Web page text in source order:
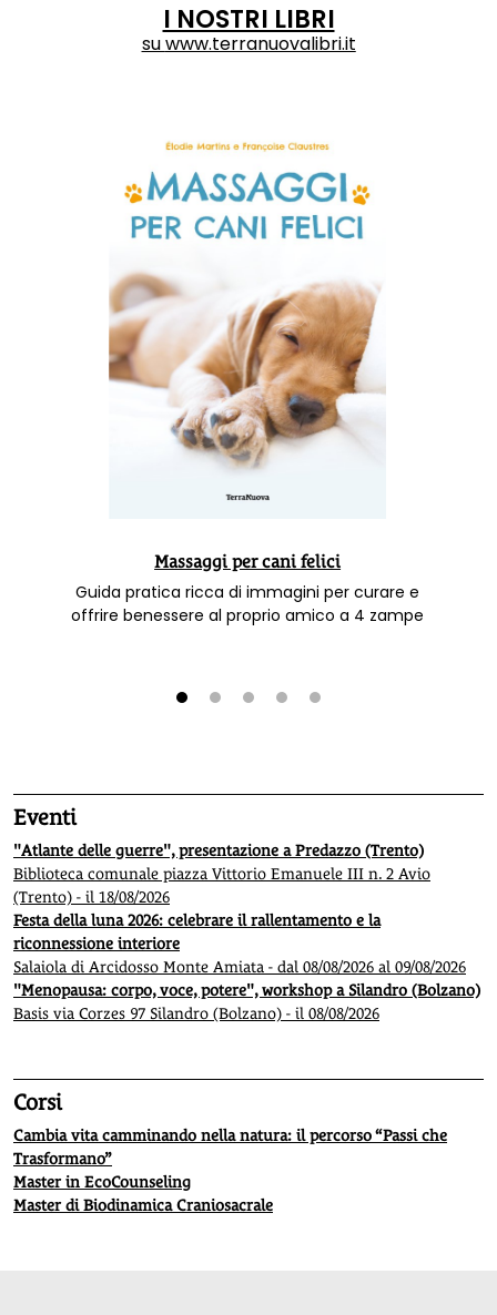
I NOSTRI LIBRI
suwww.terranuovalibri.it
Massaggi per cani felici
Guida pratica ricca di immagini per curare e
offrire benessere al proprio amico a 4 zampe
Eventi
"Atlante delle guerre", presentazione a Predazzo (Trento)
Biblioteca comunale piazza Vittorio Emanuele III n. 2 Avio
(Trento) - il 18/08/2026
Festa della luna 2026: celebrare il rallentamento e la
riconnessione interiore
Salaiola di Arcidosso Monte Amiata - dal 08/08/2026 al 09/08/2026
"Menopausa: corpo, voce, potere", workshop a Silandro (Bolzano)
Basis via Corzes 97 Silandro (Bolzano) - il 08/08/2026
Corsi
Cambia vita camminando nella natura: il percorso “Passi che
Trasformano”
Master in EcoCounseling
Master di Biodinamica Craniosacrale